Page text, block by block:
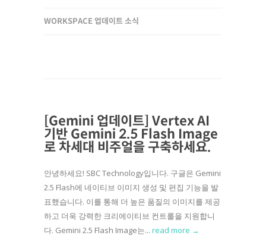
WORKSPACE 업데이트 소식
[Gemini 업데이트] Vertex AI
기반 Gemini 2.5 Flash Image
로 차세대 비주얼을 구축하세요.
안녕하세요! SBC Technology입니다. 구글은 Gemini
2.5 Flash에 네이티브 이미지 생성 및 편집 기능을 발
표했습니다. 이를 통해 더 높은 품질의 이미지를 제공
하고 더욱 강력한 크리에이티브 컨트롤을 지원합니
다. Gemini 2.5 Flash Image는... read more →